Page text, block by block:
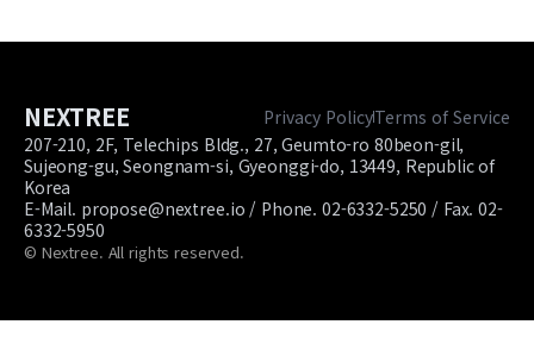
NEXTREE Privacy PolicyTerms of Service
207-210, 2F, Telechips Bldg., 27, Geumto-ro 80beon-gil,
Sujeong-gu, Seongnam-si, Gyeonggi-do, 13449, Republic of
Korea
E-Mail. propose@nextree.io / Phone. 02-6332-5250 / Fax. 02-
6332-5950
© Nextree. All rights reserved.